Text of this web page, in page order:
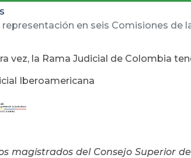
en seis Comisiones de
vez, la Rama Judicial de Colombia
Iberoamericana
magistrados del Consejo Superior